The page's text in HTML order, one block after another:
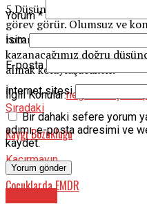
5.Düşünce, işlevsel ve
görev görür. Olumsuz ve
rotamızı saptıracaktır.
kazanacağımız doğru
almak kolaylaşacaktır.
İlgili Konular:negatif düşünce
Sıradaki
Kaygı Bozukluğu
Kaçırmayın
Çocuklarda EMDR
Yorum*
İsim
E-posta
İnternet sitesi
Bir dahaki sefere yorum
adımı, e-posta adresimi ve
kaydet.